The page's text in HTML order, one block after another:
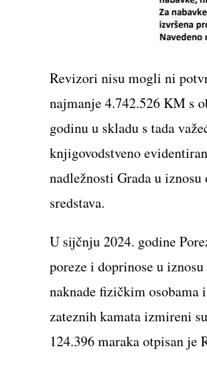
Revizori nisu mogli ni
najmanje 4.742.526 KM s
godinu u skladu s tada
knjigovodstveno
nadležnosti Grada u
sredstava.
U sijčnju 2024. godine
poreze i doprinose u
naknade fizičkim osobama
zateznih kamata izmireni
124.396 maraka otpisan je